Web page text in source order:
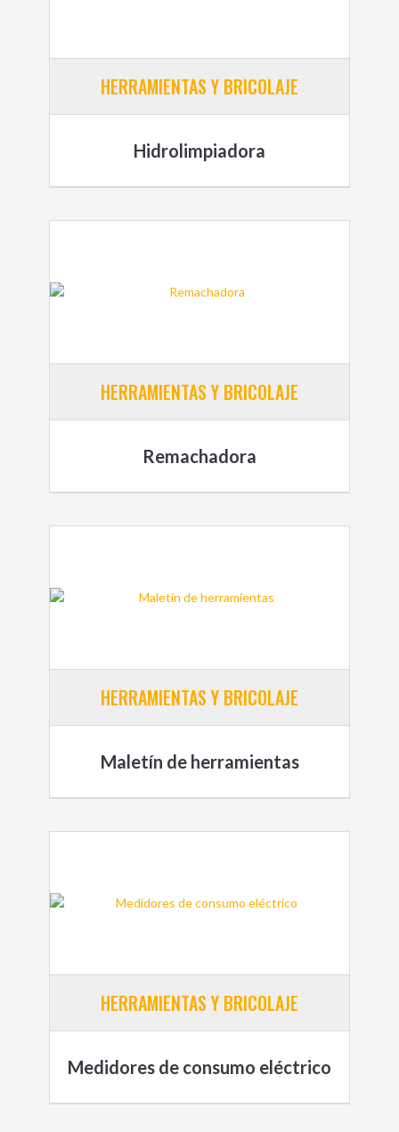
HERRAMIENTAS Y BRICOLAJE
Hidrolimpiadora
HERRAMIENTAS Y BRICOLAJE
Remachadora
HERRAMIENTAS Y BRICOLAJE
Maletín de herramientas
HERRAMIENTAS Y BRICOLAJE
Medidores de consumo eléctrico